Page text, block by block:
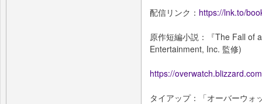
配信リンク： https://lnk.to/
原作短編小説：『The Fall of
Entertainment, Inc. 監修)
https://
タイアップ：「オーバーウォ